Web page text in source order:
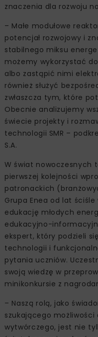
znaczenia dla rozwoju
– Małe modułowe
potencjał rozwojowy i
stabilnego miksu
możemy wykorzystać
albo zastąpić nimi
również służyć
zwłaszcza tym, które
Obecnie analizujemy
świecie projekty i
technologii SMR –
S.A.
W świat nowoczesnych
pierwszej kolejności
patronackich
Grupa Enea od lat
edukację młodych
edukacyjno-
ekspert, który podzieli
technologii i
pytania uczniów.
swoją wiedzę w
minikonkursie z
– Naszą rolą, jako
szukającego
wytwórczego, jest nie